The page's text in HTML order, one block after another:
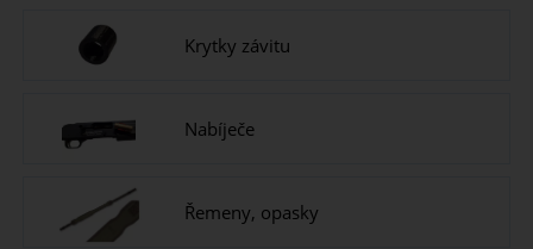
Krytky závitu
Nabíječe
Řemeny, opasky